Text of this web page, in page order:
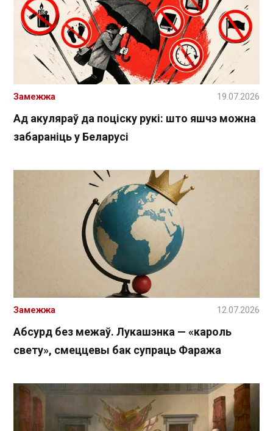
Ад акуляраў да поціску рукі: што яшчэ можна
забараніць у Беларусі
Замежжа 19.07.2026
Абсурд без межаў. Лукашэнка — «кароль
свету», смеццевы бак супраць Фаража
Замежжа 12.07.2026